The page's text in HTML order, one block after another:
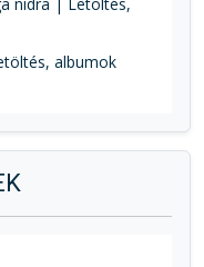
albumok